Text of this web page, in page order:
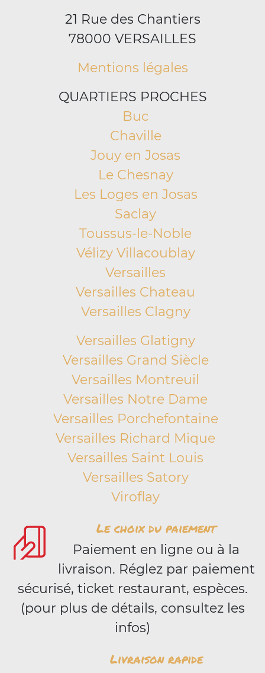
21 Rue des Chantiers
78000 VERSAILLES
Mentions légales
QUARTIERS PROCHES
Buc
Chaville
Jouy en Josas
Le Chesnay
Les Loges en Josas
Saclay
Toussus-le-Noble
Vélizy Villacoublay
Versailles
Versailles Chateau
Versailles Clagny
Versailles Glatigny
Versailles Grand Siècle
Versailles Montreuil
Versailles Notre Dame
Versailles Porchefontaine
Versailles Richard Mique
Versailles Saint Louis
Versailles Satory
Viroflay
Le choix du paiement
Paiement en ligne ou à la
livraison. Réglez par paiement
sécurisé, ticket restaurant, espèces.
(pour plus de détails, consultez les
infos)
Livraison rapide